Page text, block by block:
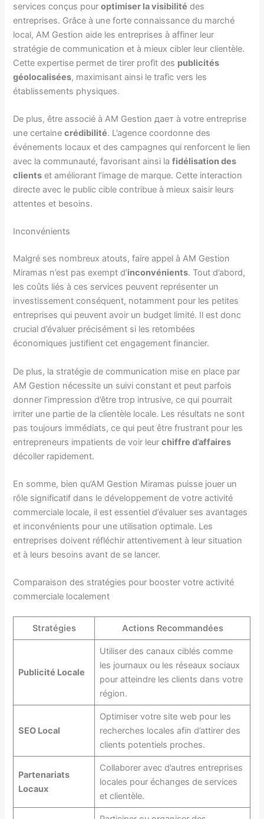
services conçus pouroptimiser la visibilité des
entreprises. Grâce à une forte connaissance du marché
local, AM Gestion aide les entreprises à affiner leur
stratégie de communication et à mieux cibler leur clientèle.
Cette expertise permet de tirer profit des publicités
géolocalisées, maximisant ainsi le trafic vers les
établissements physiques.
De plus, être associé à AM Gestion дает à votre entreprise
une certainecrédibilité. L’agence coordonne des
événements locaux et des campagnes qui renforcent le lien
avec la communauté, favorisant ainsi lafidélisation des
clients et améliorant l’image de marque. Cette interaction
directe avec le public cible contribue à mieux saisir leurs
attentes et besoins.
Inconvénients
Malgré ses nombreux atouts, faire appel à AM Gestion
Miramas n’est pas exempt d’inconvénients. Tout d’abord,
les coûts liés à ces services peuvent représenter un
investissement conséquent, notamment pour les petites
entreprises qui peuvent avoir un budget limité. Il est donc
crucial d’évaluer précisément si les retombées
économiques justifient cet engagement financier.
De plus, la stratégie de communication mise en place par
AM Gestion nécessite un suivi constant et peut parfois
donner l’impression d’être trop intrusive, ce qui pourrait
irriter une partie de la clientèle locale. Les résultats ne sont
pas toujours immédiats, ce qui peut être frustrant pour les
entrepreneurs impatients de voir leurchiffre d’affaires
décoller rapidement.
En somme, bien qu’AM Gestion Miramas puisse jouer un
rôle significatif dans le développement de votre activité
commerciale locale, il est essentiel d’évaluer ses avantages
et inconvénients pour une utilisation optimale. Les
entreprises doivent réfléchir attentivement à leur situation
et à leurs besoins avant de se lancer.
Comparaison des stratégies pour booster votre activité
commerciale localement
Stratégies Actions Recommandées
Publicité Locale
Utiliser des canaux ciblés comme
les journaux ou les réseaux sociaux
pour atteindre les clients dans votre
région.
SEO Local
Optimiser votre site web pour les
recherches locales afin d’attirer des
clients potentiels proches.
Partenariats
Locaux
Collaborer avec d’autres entreprises
locales pour échanges de services
et clientèle.